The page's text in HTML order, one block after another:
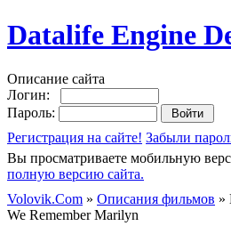
Datalife Engine
Описание сайта
Логин:
Пароль:
Регистрация на сайте! Забыли
Вы просматриваете мобильную
полную версию сайта.
Volovik.Com » Описания фильмов »
We Remember Marilyn